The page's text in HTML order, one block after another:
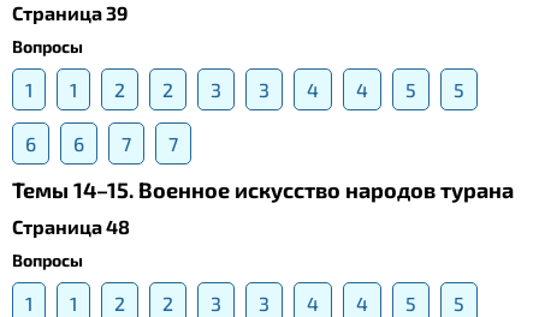
Страница 39
Вопросы
1 1 2 2 3 3 4 4 5 5
6 6 7 7
Темы 14–15. Военное искусство народов турана
Страница 48
Вопросы
1 1 2 2 3 3 4 4 5 5